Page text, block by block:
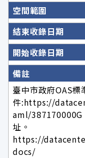
空間範圍
結束收錄日期
開始收錄日期
備註
臺中市政府OAS標
件:https://
aml/387170000G
址。
https://
docs/